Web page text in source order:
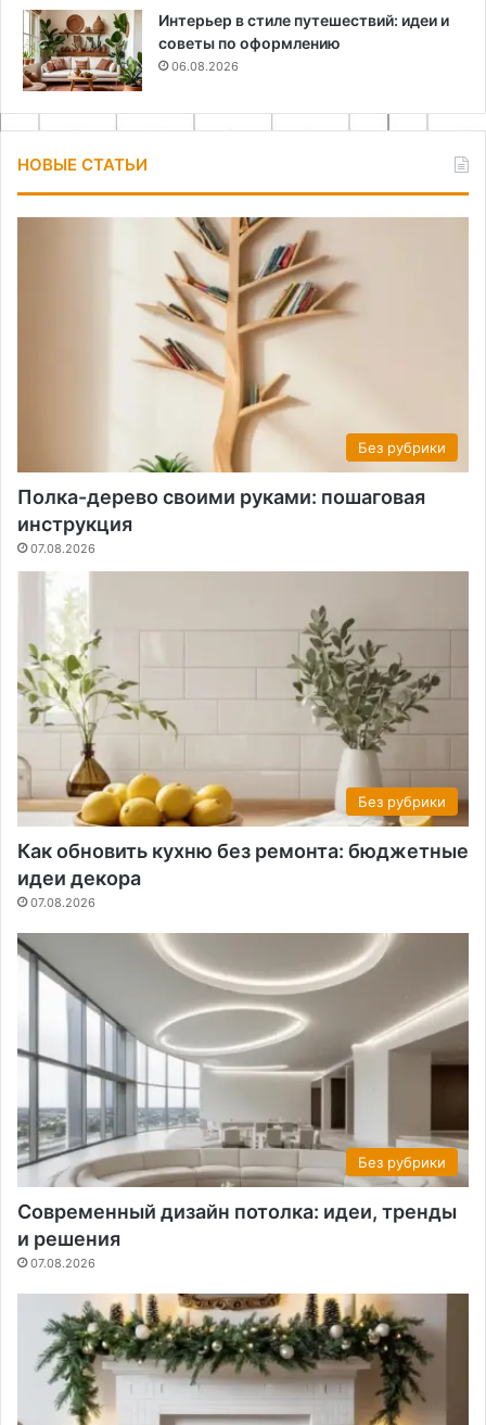
Интерьер в стиле путешествий: идеи и
советы по оформлению
06.08.2026
НОВЫЕ СТАТЬИ
Без рубрики
Полка-дерево своими руками: пошаговая
инструкция
07.08.2026
Без рубрики
Как обновить кухню без ремонта: бюджетные
идеи декора
07.08.2026
Без рубрики
Современный дизайн потолка: идеи, тренды
и решения
07.08.2026